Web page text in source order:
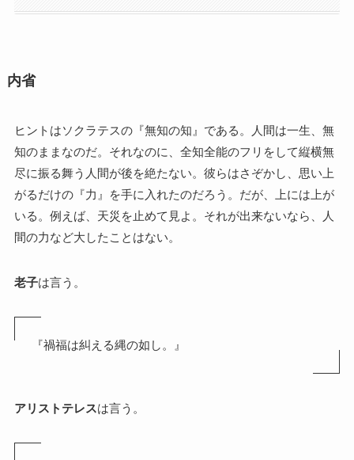
内省
ヒントはソクラテスの『無知の知』である。人間は一生、無
知のままなのだ。それなのに、全知全能のフリをして縦横無
尽に振る舞う人間が後を絶たない。彼らはさぞかし、思い上
がるだけの『力』を手に入れたのだろう。だが、上には上が
いる。例えば、天災を止めて見よ。それが出来ないなら、人
間の力など大したことはない。
老子は言う。
『禍福は糾える縄の如し。』
アリストテレスは言う。